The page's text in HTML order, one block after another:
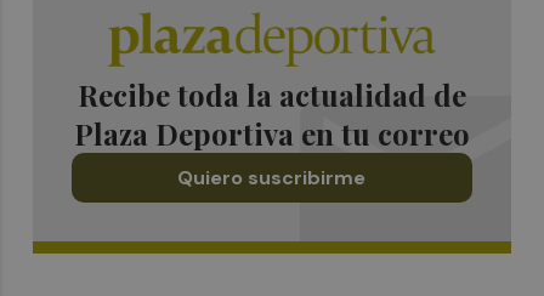
Recibe toda la actualidad de
Plaza Deportiva en tu correo
Quiero suscribirme